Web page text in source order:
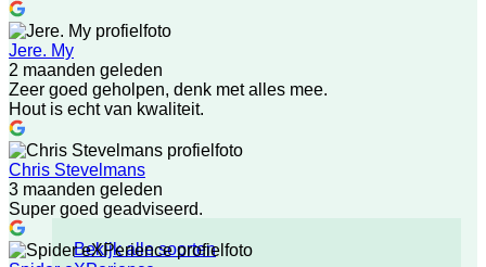
Bekijk alle soorten
Jere. My
2 maanden geleden
Zeer goed geholpen, denk met alles mee.
Hout is echt van kwaliteit.
Chris Stevelmans
3 maanden geleden
Super goed geadviseerd.